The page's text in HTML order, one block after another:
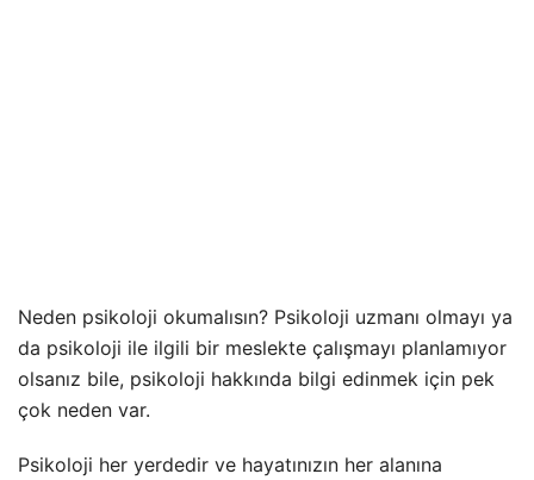
Neden psikoloji okumalısın? Psikoloji uzmanı olmayı ya
da psikoloji ile ilgili bir meslekte çalışmayı planlamıyor
olsanız bile, psikoloji hakkında bilgi edinmek için pek
çok neden var.
Psikoloji her yerdedir ve hayatınızın her alanına